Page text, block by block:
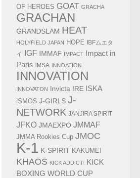
OF HEROES GOAT GRACHA
GRACHAN
GRANDSLAM HEAT
HOLYFIELD JAPAN HOPE
IBFムエタ
イ
IGF IMMAF IMPACT Impact in
Paris
IMSA INNOATION
INNOVATION
INNOVATON Invicta IRE ISKA
iSMOS J-GIRLS J-
NETWORK JANJIRA SPIRIT
JFKO JMAEXPO JMMAF
JMMA Rookies Cup JMOC
K-1 K-SPIRIT KAKUMEI
KHAOS KICK ADDICT! KICK
BOXING WORLD CUP